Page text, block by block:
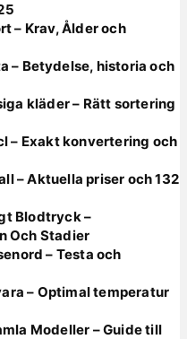
– Krav, Ålder och
– Betydelse, historia och
kläder – Rätt sortering
– Exakt konvertering och
– Aktuella priser och 132
Blodtryck –
Och Stadier
– Testa och
– Optimal temperatur
Modeller – Guide till